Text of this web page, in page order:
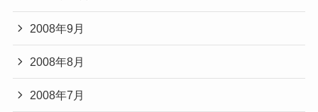
2008年9月
2008年8月
2008年7月